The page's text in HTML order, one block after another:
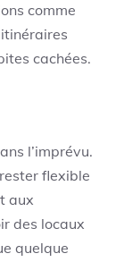
comme
cachées.
l’imprévu.
flexible
aux
des locaux
quelque